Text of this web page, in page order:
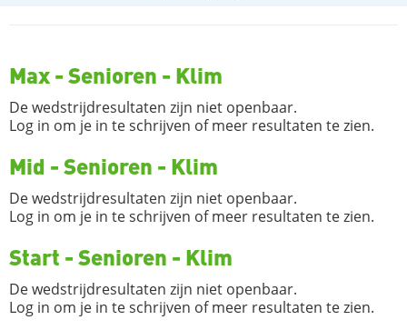
Max - Senioren - Klim
De wedstrijdresultaten zijn niet openbaar.
Log in om je in te schrijven of meer resultaten te zien.
Mid - Senioren - Klim
De wedstrijdresultaten zijn niet openbaar.
Log in om je in te schrijven of meer resultaten te zien.
Start - Senioren - Klim
De wedstrijdresultaten zijn niet openbaar.
Log in om je in te schrijven of meer resultaten te zien.